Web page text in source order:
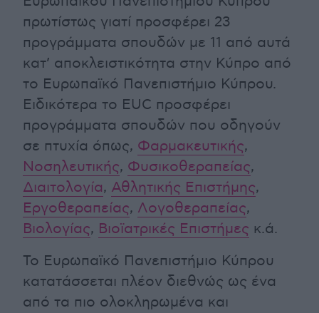
πρωτίστως γιατί προσφέρει 23
προγράμματα σπουδών με 11 από αυτά
κατ’ αποκλειστικότητα στην Κύπρο από
το Ευρωπαϊκό Πανεπιστήμιο Κύπρου.
Ειδικότερα το EUC προσφέρει
προγράμματα σπουδών που οδηγούν
σε πτυχία όπως, Φαρμακευτικής,
Νοσηλευτικής, Φυσικοθεραπείας,
Διαιτολογία, Αθλητικής Επιστήμης,
Εργοθεραπείας, Λογοθεραπείας,
Βιολογίας, Βιοϊατρικές Επιστήμες κ.ά.
Το Ευρωπαϊκό Πανεπιστήμιο Κύπρου
κατατάσσεται πλέον διεθνώς ως ένα
από τα πιο ολοκληρωμένα και